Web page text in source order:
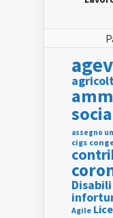
assegno
cigs
Disabili
Agile